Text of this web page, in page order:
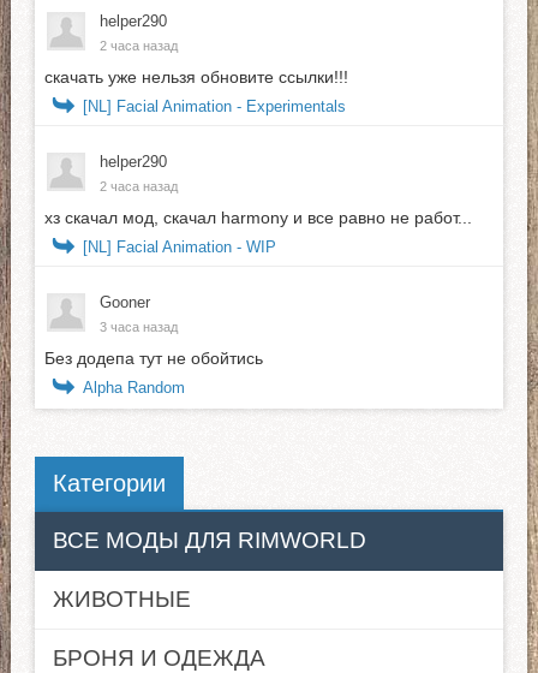
helper290
2 часа назад
скачать уже нельзя обновите ссылки!!!
[NL] Facial Animation - Experimentals
helper290
2 часа назад
хз скачал мод, скачал harmony и все равно не работ...
[NL] Facial Animation - WIP
Gooner
3 часа назад
Без додепа тут не обойтись
Alpha Random
Категории
ВСЕ МОДЫ ДЛЯ RIMWORLD
ЖИВОТНЫЕ
БРОНЯ И ОДЕЖДА